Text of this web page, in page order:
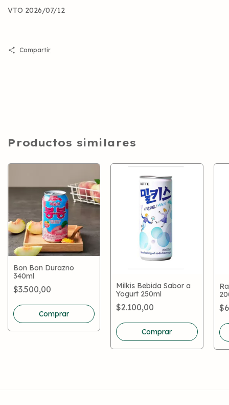
VTO 2026/07/12
Compartir
Productos similares
Bon Bon Durazno
340ml
$3.500,00
Milkis Bebida Sabor a
Yogurt 250ml
$2.100,00